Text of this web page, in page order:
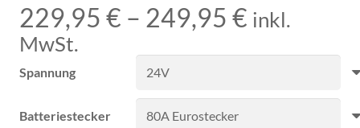
229,95 € – 249,95 € inkl.
MwSt.
Spannung
Batteriestecker